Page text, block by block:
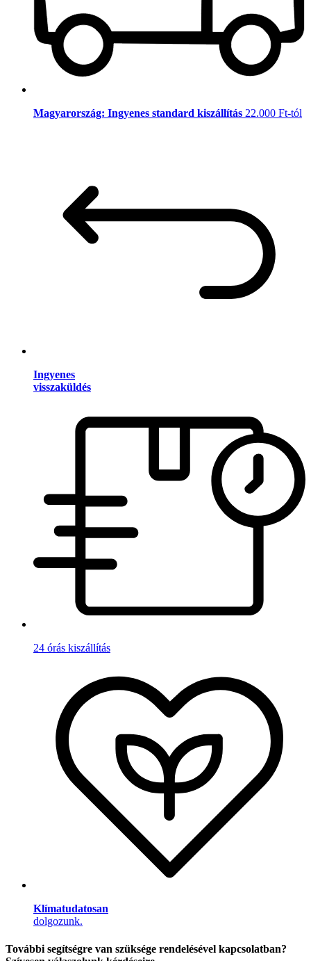
Magyarország: Ingyenes standard kiszállítás 22.000 Ft-tól
Ingyenes
visszaküldés
24 órás kiszállítás
Klímatudatosan
dolgozunk.
További segítségre van szüksége rendelésével kapcsolatban?